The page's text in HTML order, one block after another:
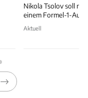
Nikola Tsolov soll
einem Formel-1-
Aktuell